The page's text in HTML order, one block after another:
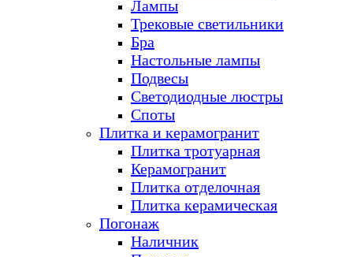
Лампы
Трековые светильники
Бра
Настольные лампы
Подвесы
Светодиодные люстры
Споты
Плитка и керамогранит
Плитка тротуарная
Керамогранит
Плитка отделочная
Плитка керамическая
Погонаж
Наличник